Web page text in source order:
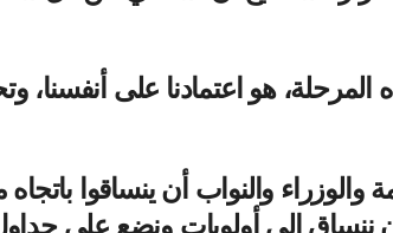
هو اعتمادنا على أنفسنا،
والنواب أن ينساقوا
ننساق إلى أولويات ونضع على